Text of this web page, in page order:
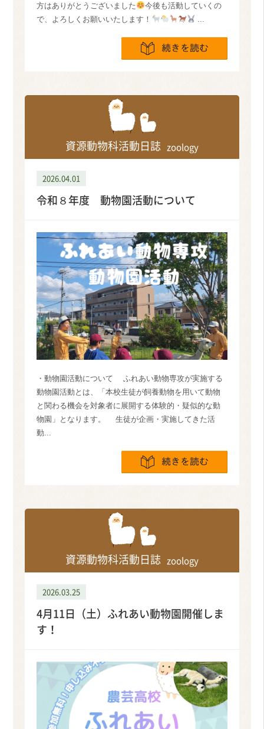
方はありがとうございました
今後も活動していくの
で、よろしくお願いいたします！
資源動物科活動日誌 zoology
2026.04.01
令和８年度 動物園活動について
・動物園活動について ふれあい動物専攻が実施する
動物園活動とは、「本校生徒が飼養動物を用いて動物
と関わる機会を対象者に展開する体験的・疑似的な動
物園」となります。 生徒が企画・実施してきた活
動...
資源動物科活動日誌 zoology
2026.03.25
4月11日（土）ふれあい動物園開催しま
す！